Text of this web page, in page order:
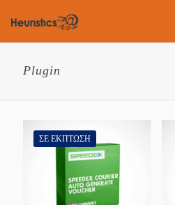
Plugin
ΣΕ ΈΚΠΤΩΣΗ